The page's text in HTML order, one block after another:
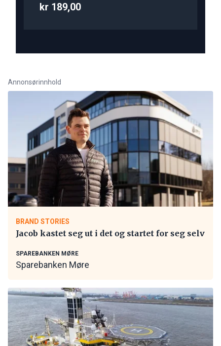
kr 189,00
Annonsørinnhold
BRAND STORIES
Jacob kastet seg ut i det og startet for seg selv
SPAREBANKEN MØRE
Sparebanken Møre